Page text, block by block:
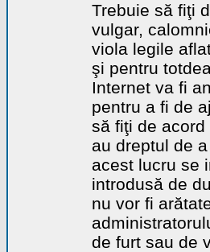
Trebuie să fiţi
vulgar,
viola legile
şi pentru
Internet va fi
pentru a fi de
să fiţi de
au dreptul de
acest lucru se
introdusă de
nu vor fi
de furt sau de